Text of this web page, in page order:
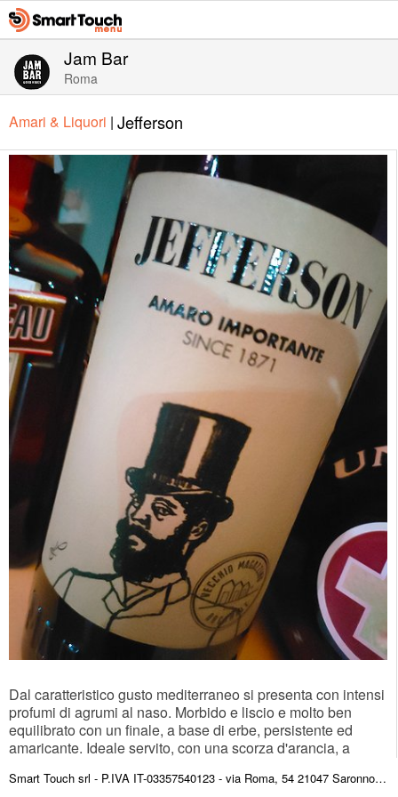
Jam Bar
Roma
Amari & Liquori | Jefferson
Dal caratteristico gusto mediterraneo si presenta con intensi
profumi di agrumi al naso. Morbido e liscio e molto ben
equilibrato con un finale, a base di erbe, persistente ed
amaricante. Ideale servito, con una scorza d'arancia, a
Smart Touch srl - P.IVA IT-03357540123 - via Roma, 54 21047 Saronno (VA) ITALY